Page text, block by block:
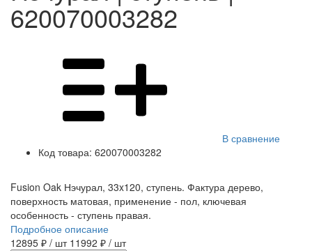
620070003282
В сравнение
Код товара: 620070003282
Fusion Oak Нэчурал, 33x120, ступень. Фактура дерево,
поверхность матовая, применение - пол, ключевая
особенность - ступень правая.
Подробное описание
12895 ₽ / шт 11992 ₽ / шт